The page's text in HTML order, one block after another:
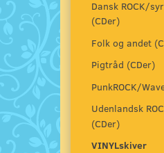
Dansk ROCK/
(CDer)
Folk og andet
Pigtråd (CDer)
PunkROCK/
Udenlandsk
(CDer)
VINYLskiver